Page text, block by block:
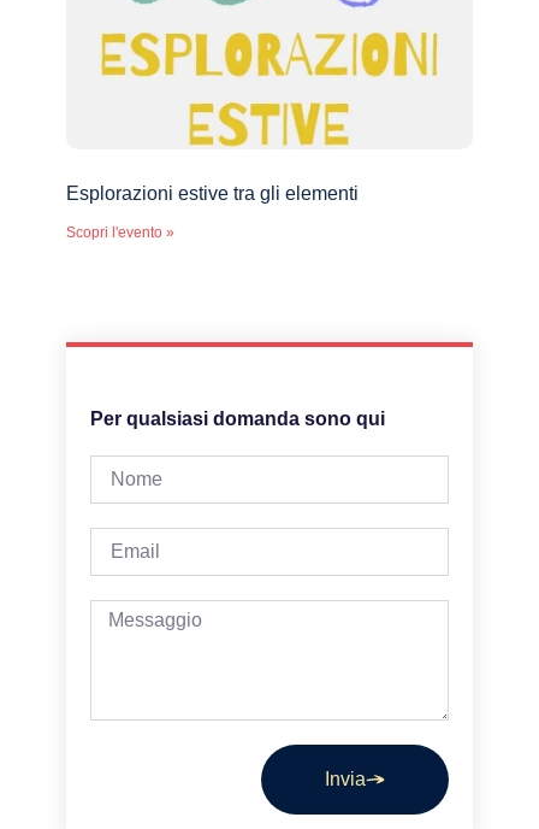
Esplorazioni estive tra gli elementi
Scopri l'evento »
Per qualsiasi domanda sono qui
Invia